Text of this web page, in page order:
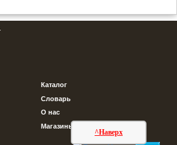
^Наверх
Каталог
Словарь
О нас
Магазины